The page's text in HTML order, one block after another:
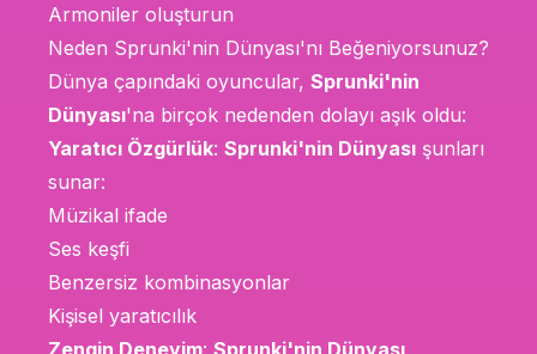
Armoniler oluşturun
Neden Sprunki'nin Dünyası'nı Beğeniyorsunuz?
Dünya çapındaki oyuncular, Sprunki'nin
Dünyası'na birçok nedenden dolayı aşık oldu:
Yaratıcı Özgürlük: Sprunki'nin Dünyası şunları
sunar:
Müzikal ifade
Ses keşfi
Benzersiz kombinasyonlar
Kişisel yaratıcılık
Zengin Deneyim: Sprunki'nin Dünyası